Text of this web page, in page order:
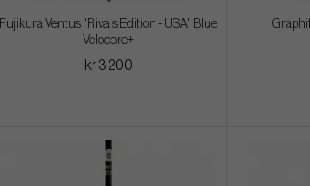
Fujikura Ventus "Rivals Edition - USA" Blue
Velocore+
kr 3 200